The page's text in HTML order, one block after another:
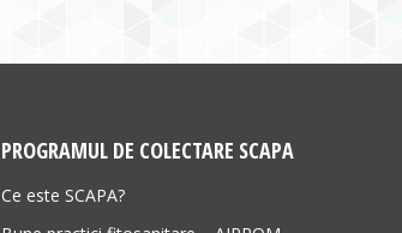
PROGRAMUL DE COLECTARE SCAPA
Ce este SCAPA?